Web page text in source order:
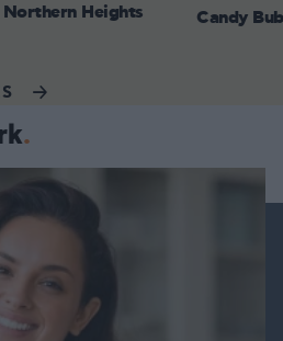
Northern Heights Candy